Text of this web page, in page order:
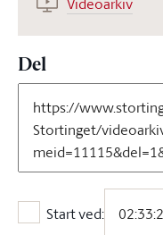
Del
Start ved:
Start ved: